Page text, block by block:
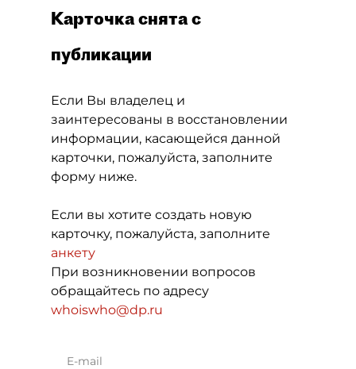
Карточка снята с
публикации
Если Вы владелец и
заинтересованы в восстановлении
информации, касающейся данной
карточки, пожалуйста, заполните
форму ниже.
Если вы хотите создать новую
карточку, пожалуйста, заполните
анкету
При возникновении вопросов
обращайтесь по адресу
whoiswho@dp.ru
E-mail